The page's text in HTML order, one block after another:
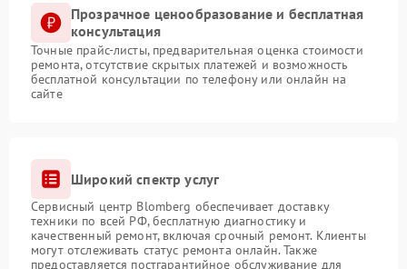
Прозрачное ценообразование и бесплатная
консультация
Точные прайс-листы, предварительная оценка стоимости
ремонта, отсутствие скрытых платежей и возможность
бесплатной консультации по телефону или онлайн на
сайте
Широкий спектр услуг
Сервисный центр Blomberg обеспечивает доставку
техники по всей РФ, бесплатную диагностику и
качественный ремонт, включая срочный ремонт. Клиенты
могут отслеживать статус ремонта онлайн. Также
предоставляется постгарантийное обслуживание для